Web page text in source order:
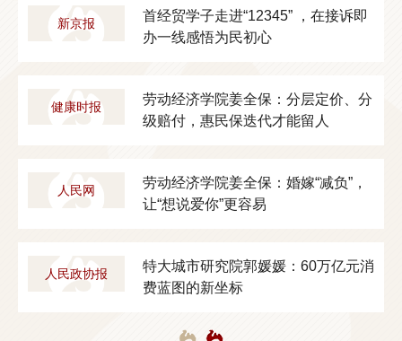
新京报
首经贸学子走进“12345” ，在接诉即
办一线感悟为民初心
健康时报
劳动经济学院姜全保：分层定价、分
级赔付，惠民保迭代才能留人
人民网
劳动经济学院姜全保：婚嫁“减负”，
让“想说爱你”更容易
人民政协报
特大城市研究院郭媛媛：60万亿元消
费蓝图的新坐标